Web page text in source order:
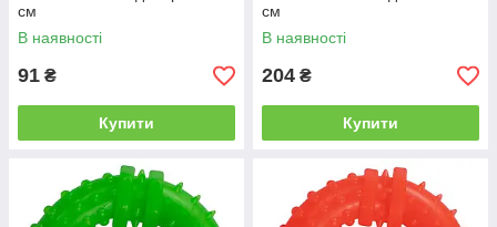
см
В наявності
91 ₴
Купити
см
В наявності
204 ₴
Купити